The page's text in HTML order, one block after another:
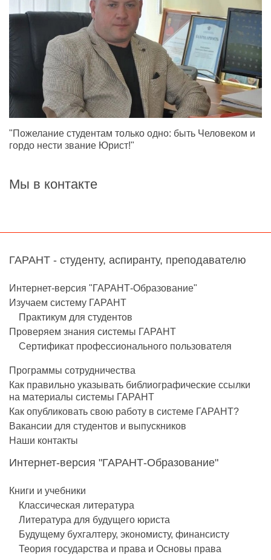
"Пожелание студентам только одно: быть Человеком и
гордо нести звание Юрист!"
Мы в контакте
ГАРАНТ - студенту, аспиранту, преподавателю
Интернет-версия "ГАРАНТ-Образование"
Изучаем систему ГАРАНТ
Практикум для студентов
Проверяем знания системы ГАРАНТ
Сертификат профессионального пользователя
Программы сотрудничества
Как правильно указывать библиографические ссылки
на материалы системы ГАРАНТ
Как опубликовать свою работу в системе ГАРАНТ?
Вакансии для студентов и выпускников
Наши контакты
Интернет-версия "ГАРАНТ-Образование"
Книги и учебники
Классическая литература
Литература для будущего юриста
Будущему бухгалтеру, экономисту, финансисту
Теория государства и права и Основы права